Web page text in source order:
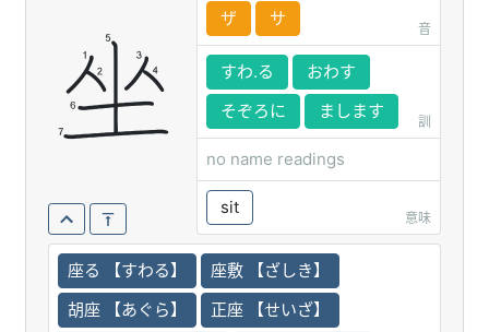
坐 ザ サ
音
すわ.る
おわす
そぞろに
まします
訓
no name readings
sit
意味
座る 【すわる】
座敷 【ざしき】
胡座 【あぐら】
正座 【せいざ】